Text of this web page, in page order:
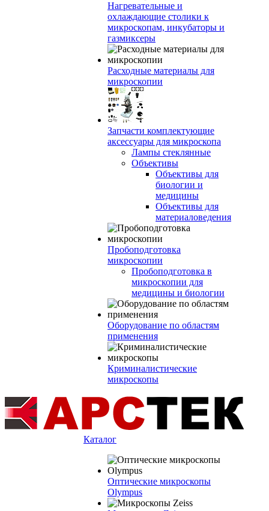
Нагревательные и
охлаждающие столики к
микроскопам, инкубаторы и
газмиксеры
Расходные материалы для
микроскопии
Запчасти комплектующие
аксессуары для микроскопа
Лампы стеклянные
Объективы
Объективы для
биологии и
медицины
Объективы для
материаловедения
Пробоподготовка
микроскопии
Пробоподготовка в
микроскопии для
медицины и биологии
Оборудование по областям
применения
Криминалистические
микроскопы
Каталог
Оптические микроскопы
Olympus